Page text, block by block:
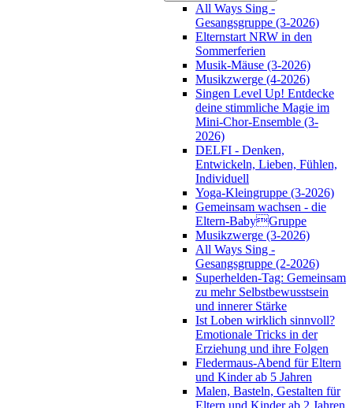
All Ways Sing -
Gesangsgruppe (3-2026)
Elternstart NRW in den
Sommerferien
Musik-Mäuse (3-2026)
Musikzwerge (4-2026)
Singen Level Up! Entdecke
deine stimmliche Magie im
Mini-Chor-Ensemble (3-
2026)
DELFI - Denken,
Entwickeln, Lieben, Fühlen,
Individuell
Yoga-Kleingruppe (3-2026)
Gemeinsam wachsen - die
Eltern-BabyGruppe
Musikzwerge (3-2026)
All Ways Sing -
Gesangsgruppe (2-2026)
Superhelden-Tag: Gemeinsam
zu mehr Selbstbewusstsein
und innerer Stärke
Ist Loben wirklich sinnvoll?
Emotionale Tricks in der
Erziehung und ihre Folgen
Fledermaus-Abend für Eltern
und Kinder ab 5 Jahren
Malen, Basteln, Gestalten für
Eltern und Kinder ab 2 Jahren